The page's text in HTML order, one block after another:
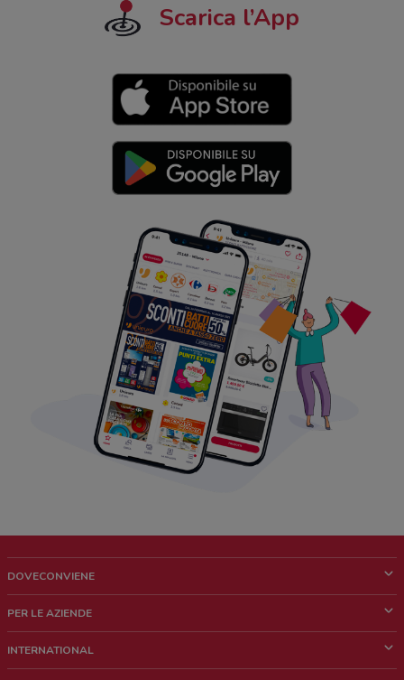
Scarica l’App
DOVECONVIENE
Chi siamo
PER LE AZIENDE
Richieste commerciali e marketing
INTERNATIONAL